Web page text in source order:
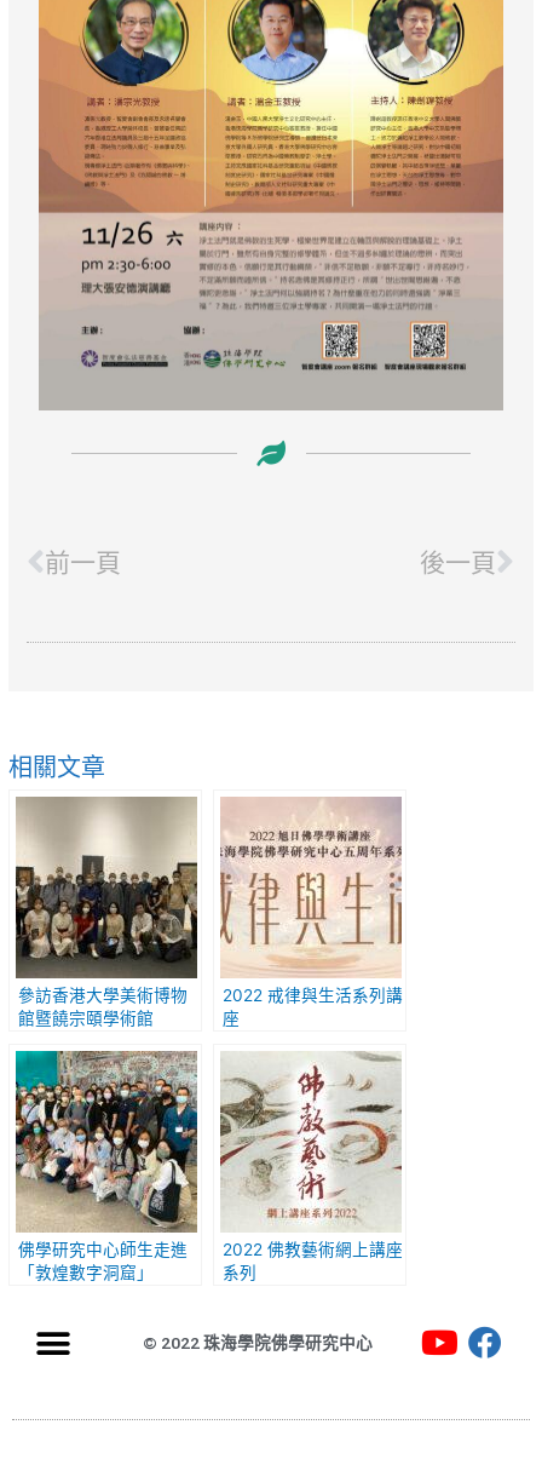
前一頁 後一頁
相關文章
參訪香港大學美術博物
館暨饒宗頤學術館
2022 戒律與生活系列講
座
佛學研究中心師生走進
「敦煌數字洞窟」
2022 佛教藝術網上講座
系列
© 2022 珠海學院佛學研究中心